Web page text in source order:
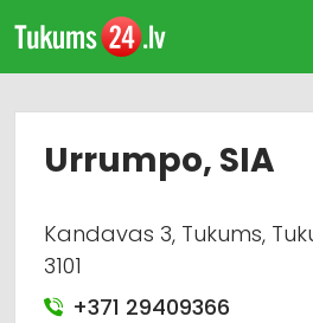
Urrumpo, SIA
Kandavas 3, Tukums,
3101
+371 29409366